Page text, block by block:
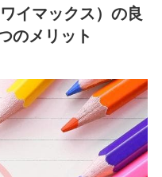
イマックス）の良
のメリット